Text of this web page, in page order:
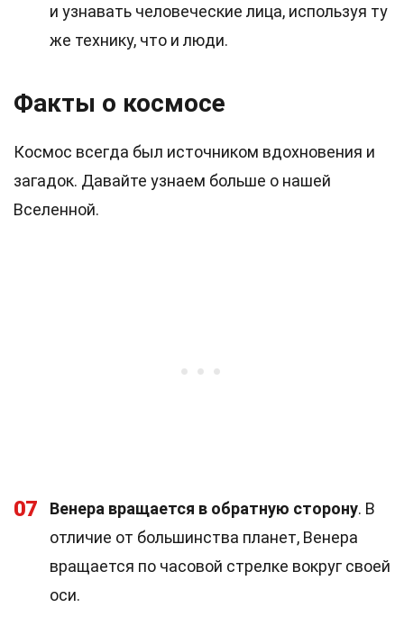
и узнавать человеческие лица, используя ту
же технику, что и люди.
Факты о космосе
Космос всегда был источником вдохновения и
загадок. Давайте узнаем больше о нашей
Вселенной.
07 Венера вращается в обратную сторону. В
отличие от большинства планет, Венера
вращается по часовой стрелке вокруг своей
оси.